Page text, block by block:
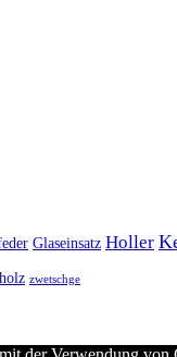
Glaseinsatz Holler
zwetschge